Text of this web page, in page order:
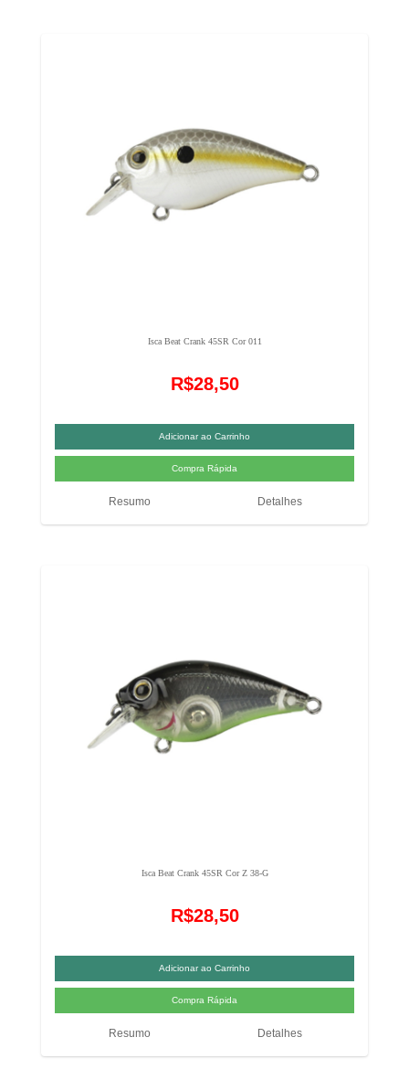
Isca Beat Crank 45SR Cor 011
R$28,50
Resumo Detalhes
Isca Beat Crank 45SR Cor Z 38-G
R$28,50
Resumo Detalhes